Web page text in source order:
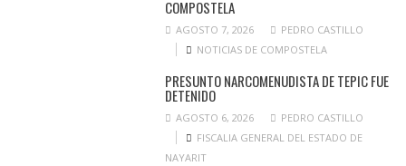
COMPOSTELA
AGOSTO 7, 2026
PEDRO CASTILLO
NOTICIAS DE COMPOSTELA
PRESUNTO NARCOMENUDISTA DE TEPIC FUE
DETENIDO
AGOSTO 6, 2026
PEDRO CASTILLO
FISCALIA GENERAL DEL ESTADO DE
NAYARIT